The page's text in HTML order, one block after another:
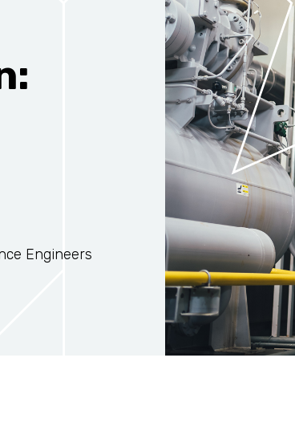
Engineers